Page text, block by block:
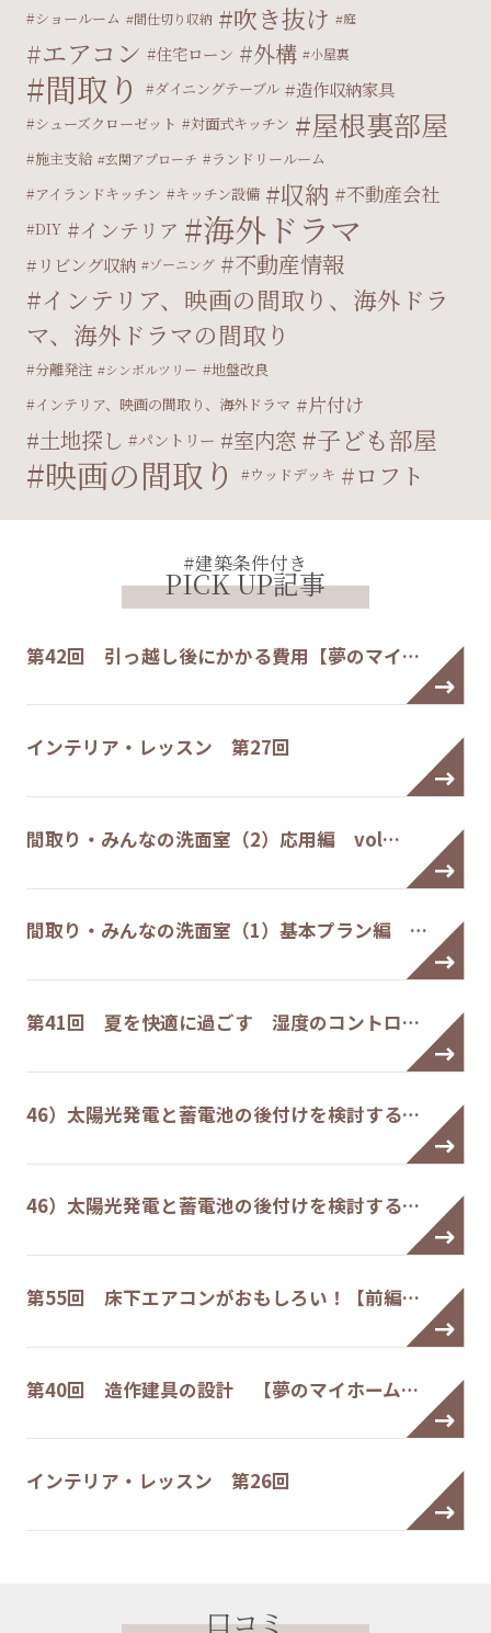
ショールーム 間仕切り収納 吹き抜け 庭
エアコン 住宅ローン 外構 小屋裏
間取り ダイニングテーブル 造作収納家具
シューズクローゼット 対面式キッチン 屋根裏部屋
施主支給 玄関アプローチ
ランドリールーム
アイランドキッチン
キッチン設備 収納 不動産会社
DIY インテリア 海外ドラマ
リビング収納 ゾーニング 不動産情報
インテリア、映画の間取り、海外ドラ
マ、海外ドラマの間取り
分離発注 シンボルツリー
地盤改良
インテリア、映画の間取り、海外ドラマ
片付け
土地探し パントリー 室内窓 子ども部屋
映画の間取り ウッドデッキ ロフト
#建築条件付き
PICK UP記事
第42回 引っ越し後にかかる費用【夢のマイ…
インテリア・レッスン 第27回
間取り・みんなの洗面室（2）応用編 vol…
間取り・みんなの洗面室（1）基本プラン編 …
第41回 夏を快適に過ごす 湿度のコントロ…
46）太陽光発電と蓄電池の後付けを検討する…
46）太陽光発電と蓄電池の後付けを検討する…
第55回 床下エアコンがおもしろい！【前編…
第40回 造作建具の設計 【夢のマイホーム…
インテリア・レッスン 第26回
口コミ